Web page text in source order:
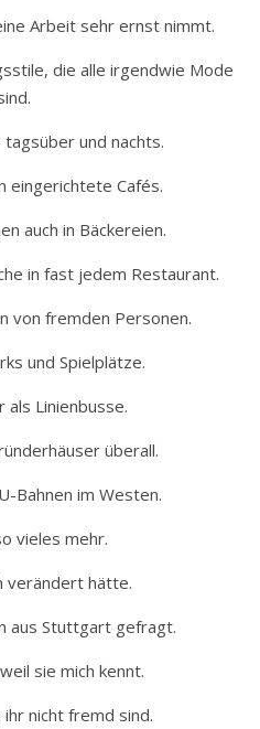
Arbeit sehr ernst nimmt.
die alle irgendwie Mode
und nachts.
eingerichtete Cafés.
auch in Bäckereien.
in fast jedem Restaurant.
von fremden Personen.
und Spielplätze.
als Linienbusse.
überall.
Bahnen im Westen.
vieles mehr.
verändert hätte.
aus Stuttgart gefragt.
sie mich kennt.
ihr nicht fremd sind.